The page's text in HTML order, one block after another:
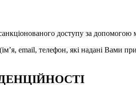
доступу за
email, телефон, які надані Вами